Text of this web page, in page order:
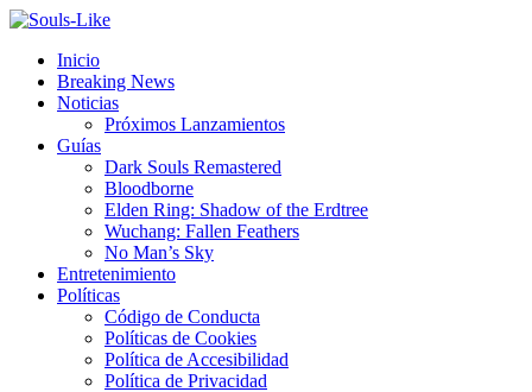
Inicio
Breaking News
Noticias
Próximos Lanzamientos
Guías
Dark Souls Remastered
Bloodborne
Elden Ring: Shadow of the Erdtree
Wuchang: Fallen Feathers
No Man’s Sky
Entretenimiento
Políticas
Código de Conducta
Políticas de Cookies
Política de Accesibilidad
Política de Privacidad